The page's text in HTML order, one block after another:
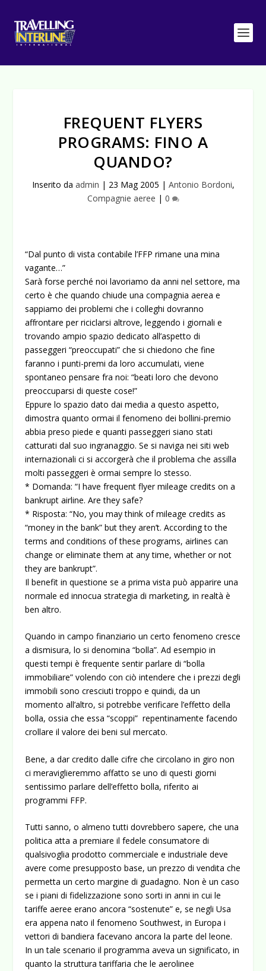
FREQUENT FLYERS
PROGRAMS: FINO A
QUANDO?
Inserito da admin | 23 Mag 2005 | Antonio Bordoni,
Compagnie aeree | 0
“Dal punto di vista contabile l’FFP rimane una mina
vagante…”
Sarà forse perché noi lavoriamo da anni nel settore, ma
certo è che quando chiude una compagnia aerea e
sappiamo dei problemi che i colleghi dovranno
affrontare per riciclarsi altrove, leggendo i giornali e
trovando ampio spazio dedicato all’aspetto di
passeggeri “preoccupati” che si chiedono che fine
faranno i punti-premi da loro accumulati, viene
spontaneo pensare fra noi: “beati loro che devono
preoccuparsi di queste cose!”
Eppure lo spazio dato dai media a questo aspetto,
dimostra quanto ormai il fenomeno dei bollini-premio
abbia preso piede e quanti passeggeri siano stati
catturati dal suo ingranaggio. Se si naviga nei siti web
internazionali ci si accorgerà che il problema che assilla
molti passeggeri è ormai sempre lo stesso.
* Domanda: “I have frequent flyer mileage credits on a
bankrupt airline. Are they safe?
* Risposta: “No, you may think of mileage credits as
“money in the bank” but they aren’t. According to the
terms and conditions of these programs, airlines can
change or eliminate them at any time, whether or not
they are bankrupt”.
Il benefit in questione se a prima vista può apparire una
normale ed innocua strategia di marketing, in realtà è
ben altro.
Quando in campo finanziario un certo fenomeno cresce
a dismisura, lo si denomina “bolla”. Ad esempio in
questi tempi è frequente sentir parlare di “bolla
immobiliare” volendo con ciò intendere che i prezzi degli
immobili sono cresciuti troppo e quindi, da un
momento all’altro, si potrebbe verificare l’effetto della
bolla, ossia che essa “scoppi” repentinamente facendo
crollare il valore dei beni sul mercato.
Bene, a dar credito dalle cifre che circolano in giro non
ci meraviglieremmo affatto se uno di questi giorni
sentissimo parlare dell’effetto bolla, riferito ai
programmi FFP.
Tutti sanno, o almeno tutti dovrebbero sapere, che una
politica atta a premiare il fedele consumatore di
qualsivoglia prodotto commerciale e industriale deve
avere come presupposto base, un prezzo di vendita che
permetta un certo margine di guadagno. Non è un caso
se i piani di fidelizzazione sono sorti in anni in cui le
tariffe aeree erano ancora “sostenute” e, se negli Usa
era appena nato il fenomeno Southwest, in Europa i
vettori di bandiera facevano ancora la parte del leone.
In un tale scenario il programma aveva un significato, in
quanto la struttura tariffaria che le aerolinee